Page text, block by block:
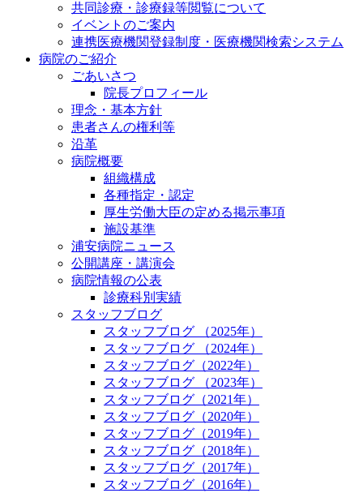
共同診療・診療録等閲覧について
イベントのご案内
連携医療機関登録制度・医療機関検索システム
病院のご紹介
ごあいさつ
院長プロフィール
理念・基本方針
患者さんの権利等
沿革
病院概要
組織構成
各種指定・認定
厚生労働大臣の定める掲示事項
施設基準
浦安病院ニュース
公開講座・講演会
病院情報の公表
診療科別実績
スタッフブログ
スタッフブログ （2025年）
スタッフブログ （2024年）
スタッフブログ（2022年）
スタッフブログ （2023年）
スタッフブログ（2021年）
スタッフブログ（2020年）
スタッフブログ（2019年）
スタッフブログ（2018年）
スタッフブログ（2017年）
スタッフブログ（2016年）